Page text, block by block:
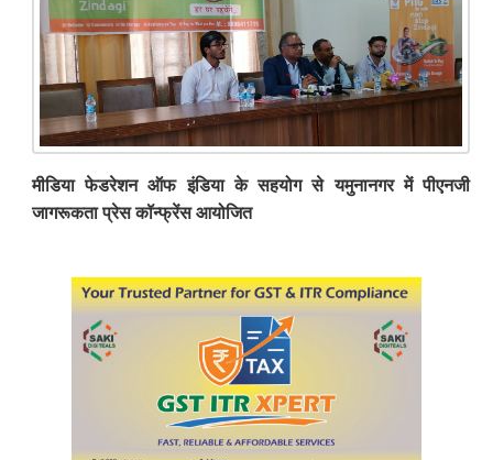
मीडिया फेडरेशन ऑफ इंडिया के सहयोग से यमुनानगर में पीएनजी
जागरूकता प्रेस कॉन्फ्रेंस आयोजित